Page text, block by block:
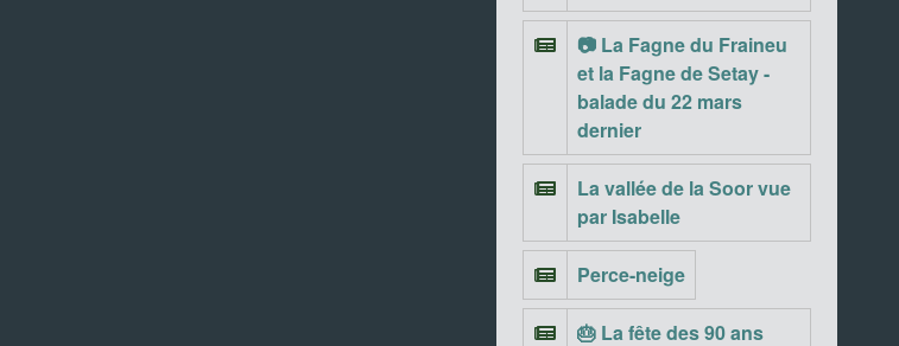
📷 La Fagne du Fraineu
et la Fagne de Setay -
balade du 22 mars
dernier
La vallée de la Soor vue
par Isabelle
Perce-neige
🎂 La fête des 90 ans